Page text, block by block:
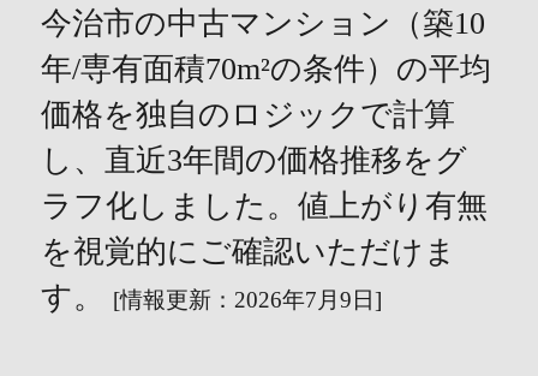
今治市の中古マンション（築10
年/専有面積70m²の条件）の平均
価格を独自のロジックで計算
し、直近3年間の価格推移をグ
ラフ化しました。値上がり有無
を視覚的にご確認いただけま
す。
[情報更新：2026年7月9日]